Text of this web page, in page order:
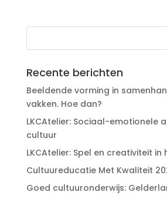
Recente berichten
Beeldende vorming in
vakken. Hoe dan?
LKCAtelier: Sociaal-emotionele
cultuur
LKCAtelier: Spel en creativiteit in
Cultuureducatie Met Kwaliteit
Goed cultuuronderwijs: